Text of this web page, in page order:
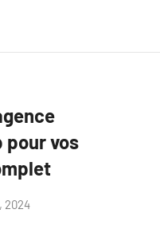
pour vos
2024